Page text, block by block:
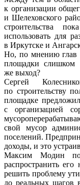
к организации
и Шелеховского
строительства
использовать для
в Иркутске и
Но, по мнению глав
площадки слишком
же выход?
Сергей
по строительству
площадке
с организацией
свой мусор
поселений.
доходы, и это
Максим Модин
распространить
решить проблему
до реальных шагов